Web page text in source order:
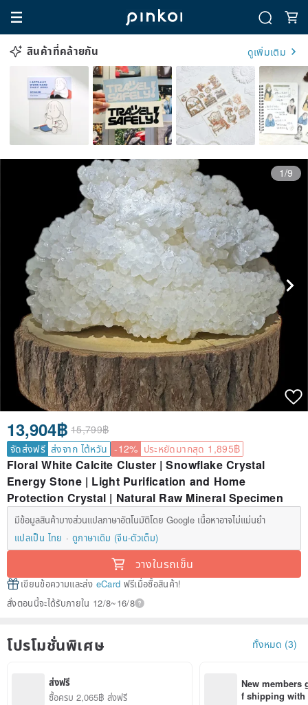
สินค้าที่คล้ายกัน ดูเพิ่มเติม
1/9
13,904฿ 15,799฿
จัดส่งฟรี ส่งจาก ไต้หวัน -12% ประหยัดมากสุด 1,895฿
Floral White Calcite Cluster | Snowflake Crystal
Energy Stone | Light Purification and Home
Protection Crystal | Natural Raw Mineral Specimen
มีข้อมูลสินค้าบางส่วนแปลภาษาอัตโนมัติโดย Google เนื้อหาอาจไม่แม่นยำ
แปลเป็น ไทย
ดูภาษาเดิม (จีน-ตัวเต็ม)
วางในรถเข็น
เขียนข้อความและส่ง eCard ฟรีเมื่อซื้อสินค้า!
สั่งตอนนี้จะได้รับภายใน 12/8~16/8
โปรโมชั่นพิเศษ ทั้งหมด (3)
ส่งฟรี
ซื้อครบ 2,065฿ ส่งฟรี
New members
f shipping